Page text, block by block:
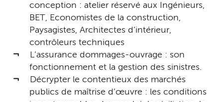
conception : atelier réservé aux Ingénieurs,
BET, Economistes de la construction,
Paysagistes, Architectes d’intérieur,
contrôleurs techniques
L’assurance dommages-ouvrage : son
fonctionnement et la gestion des sinistres.
Décrypter le contentieux des marchés
publics de maîtrise d’œuvre : les conditions